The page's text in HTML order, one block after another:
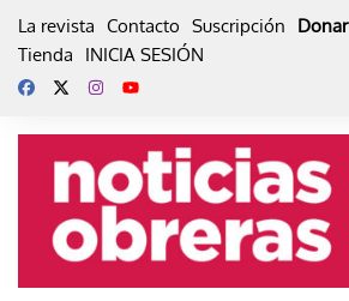
La revista Contacto Suscripción Donar
Tienda
INICIA SESIÓN